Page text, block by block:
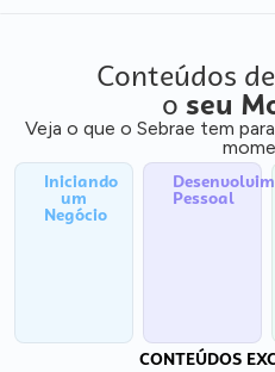
Conteúdos
o seu
Veja o que o Sebrae tem
Iniciando
um
Negócio
Pessoal
CONTEÚDOS